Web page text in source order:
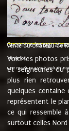
de la Velliere tout
présent......"
suivent les rentes,
Ci contre les
vente du château de
"3ème lot
une mazure assez
Voici les photos
et seigneuries du
plus rien
quelques
représentent le
ce qui ressemble
surtout celles Nord